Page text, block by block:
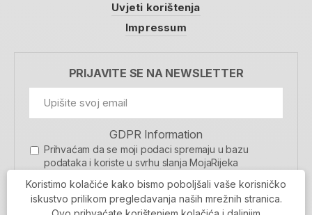
Uvjeti korištenja
Impressum
PRIJAVITE SE NA NEWSLETTER
GDPR Information
Prihvaćam da se moji podaci spremaju u bazu
podataka i koriste u svrhu slanja MojaRijeka
MOJARIJEKA NEWSLETTER
Koristimo kolačiće kako bismo poboljšali vaše korisničko
iskustvo prilikom pregledavanja naših mrežnih stranica.